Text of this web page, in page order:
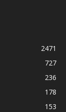
2471
727
236
178
153